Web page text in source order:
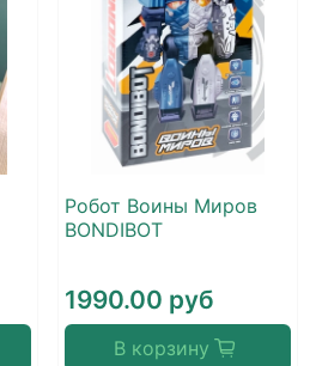
Робот Воины Миров
BONDIBOT
1990.00 руб
В корзину